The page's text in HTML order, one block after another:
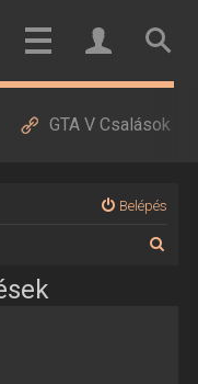
GTA V Csalások
Belépés